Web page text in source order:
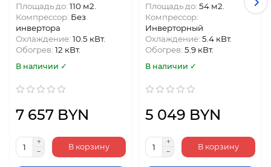
Площадь до: 110 м2.
Компрессор: Без
инвертора
Охлаждение: 10.5 кВт.
Обогрев: 12 кВт.
В наличии ✓
7 657 BYN
В корзину
Площадь до: 54 м2.
Компрессор:
Инверторный
Охлаждение: 5.4 кВт.
Обогрев: 5.9 кВт.
В наличии ✓
5 049 BYN
В корзину